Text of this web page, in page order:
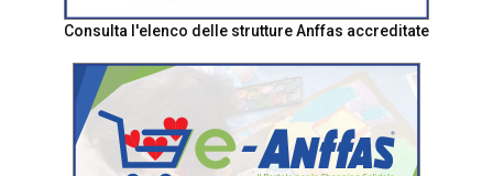
Consulta l'elenco delle strutture Anffas accreditate